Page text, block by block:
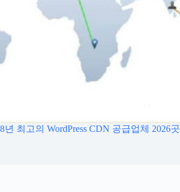
8년 최고의 WordPress CDN 공급업체 2026곳